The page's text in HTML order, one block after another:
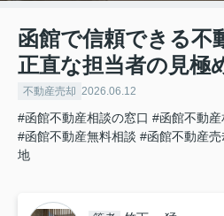
函館で信頼できる不
正直な担当者の見極
不動産売却 2026.06.12
#函館不動産相談の窓口 #函館不動産
#函館不動産無料相談 #函館不動産売
地